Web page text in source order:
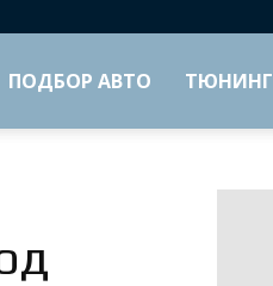
ПОДБОР АВТО ТЮНИНГ